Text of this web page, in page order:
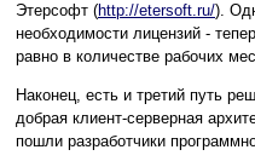
Этерсофт (http://etersoft.ru/).
необходимости лицензий -
равно в количестве рабочих
Наконец, есть и третий путь
добрая клиент-серверная
пошли разработчики